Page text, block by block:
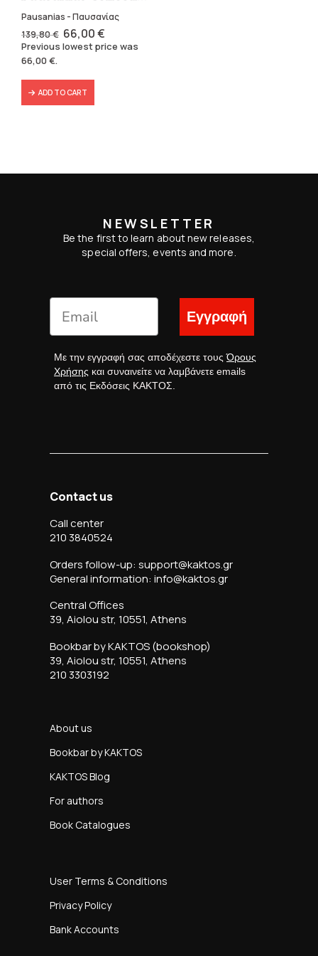
Pausanias - Παυσανίας
139,80€ Original
price
was:
66,00€Current
price
is:
Previous lowest price was
66,00€.
ADD TO CART
NEWSLETTER
Be the first to learn about new releases,
special offers, events and more.
Εγγραφή
Με την εγγραφή σας αποδέχεστε τουςΌρους
Χρήσης και συναινείτε να λαμβάνετε emails
από τις Εκδόσεις ΚΑΚΤΟΣ.
Contact us
Call center
210 3840524
Orders follow-up: support@kaktos.gr
General information: info@kaktos.gr
Central Offices
39, Aiolou str, 10551, Athens
Bookbar by KAKTOS (bookshop)
39, Aiolou str, 10551, Athens
210 3303192
About us
Bookbar by KAKTOS
KAKTOS Blog
For authors
Book Catalogues
User Terms & Conditions
Privacy Policy
Bank Accounts